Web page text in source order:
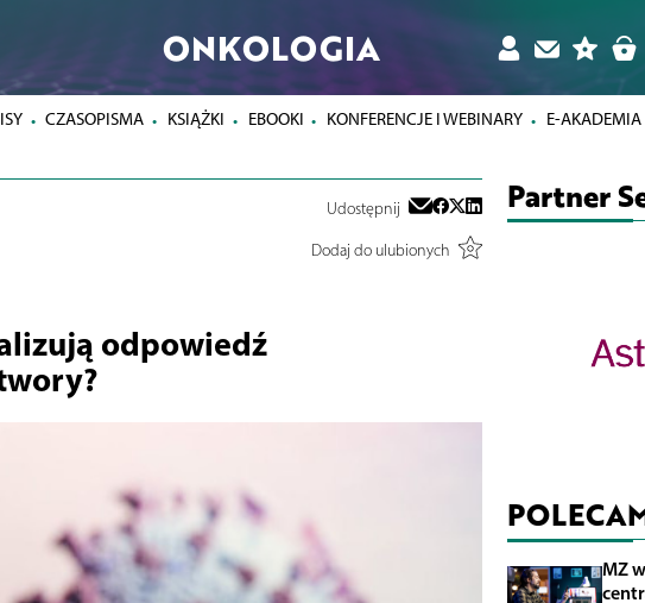
ONKOLOGIA
CZASOPISMA KSIĄŻKI EBOOKI KONFERENCJE I WEBINARY E-AKADEMIA
Udostępnij
Dodaj do ulubionych
odpowiedź
Partner
MZ